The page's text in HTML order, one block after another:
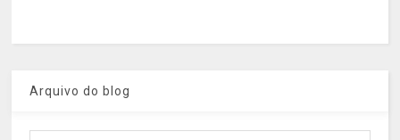
Arquivo do blog